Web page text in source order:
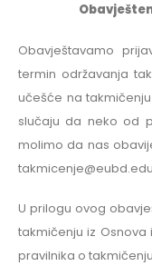
Obavještavamo
termin održavanja
učešće na
slučaju da neko od
molimo da nas
U prilogu ovog
takmičenju iz Osnova
pravilnika o